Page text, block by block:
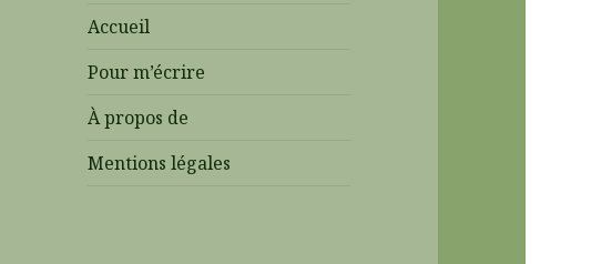
Accueil
Pour m’écrire
À propos de
Mentions légales